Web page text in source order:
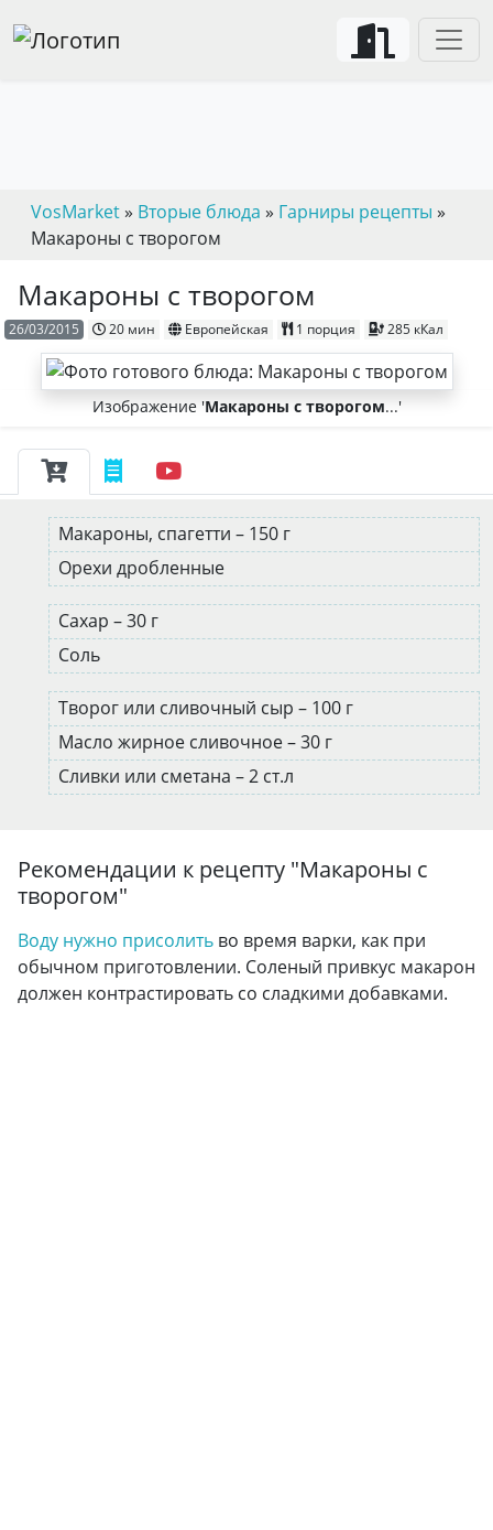
VosMarket» Вторые блюда » Гарниры рецепты »
Макароны с творогом
Макароны с творогом
26/03/2015 20 мин Европейская 1 порция 285 кКал
Изображение 'Макароны с творогом...'
Макароны, спагетти – 150 г
Орехи дробленные
Сахар – 30 г
Соль
Творог или сливочный сыр – 100 г
Масло жирное сливочное – 30 г
Сливки или сметана – 2 ст.л
Рекомендации к рецепту "Макароны с
творогом"
Воду нужно присолить во время варки, как при
обычном приготовлении. Соленый привкус макарон
должен контрастировать со сладкими добавками.